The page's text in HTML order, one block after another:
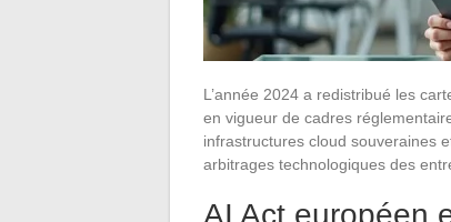
L’année 2024 a redistribué les
en vigueur de cadres
infrastructures cloud souveraines
arbitrages technologiques des
AI Act européen